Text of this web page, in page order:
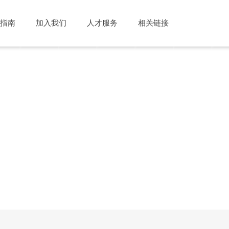
南 加入我们 人才服务 相关链接